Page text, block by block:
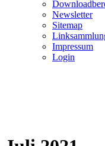
Newsletter
Sitemap
Impressum
Login